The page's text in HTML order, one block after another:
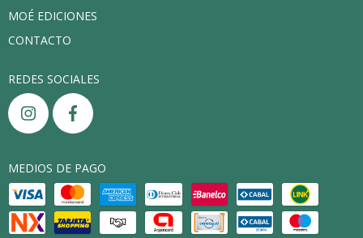
MOÉ EDICIONES
CONTACTO
REDES SOCIALES
MEDIOS DE PAGO